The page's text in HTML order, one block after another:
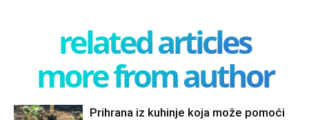
related articles
more from author
Prihrana iz kuhinje koja može pomoći